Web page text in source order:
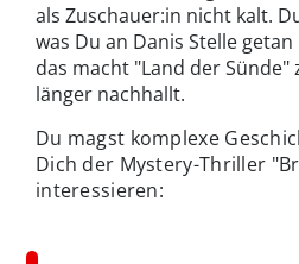
als Zuschauer:in nicht kalt.
was Du an Danis Stelle
das macht "Land der Sünde"
länger nachhallt.
Du magst komplexe
Dich der Mystery-Thriller
interessieren: